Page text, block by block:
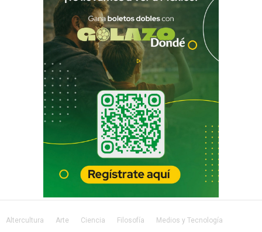
Altercultura Arte Ciencia Filosofía Medios y Tecnología